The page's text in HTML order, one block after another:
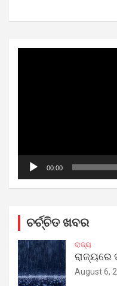
00:00
ଚର୍ଚ୍ଚିତ ଖବର
ରାଜ୍ୟ
ରାଜ୍ୟରେ
August 6,